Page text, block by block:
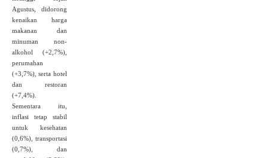
Agustus, didorong
kenaikan harga
makanan dan
minuman non-
alkohol (+2,7%),
perumahan
(+3,7%), serta hotel
dan restoran
(+7,4%).
Sementara itu,
inflasi tetap stabil
untuk kesehatan
(0,6%), transportasi
(0,7%), dan